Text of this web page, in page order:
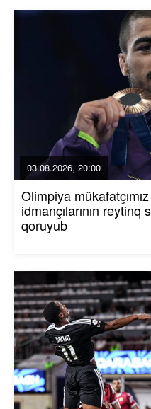
03.08.2026, 20:00
Olimpiya
idmançılarının reytinq
qoruyub